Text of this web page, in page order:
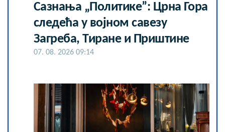
Сазнања „Политике”: Црна Гора
следећа у војном савезу
Загреба, Тиране и Приштине
07. 08. 2026 09:14